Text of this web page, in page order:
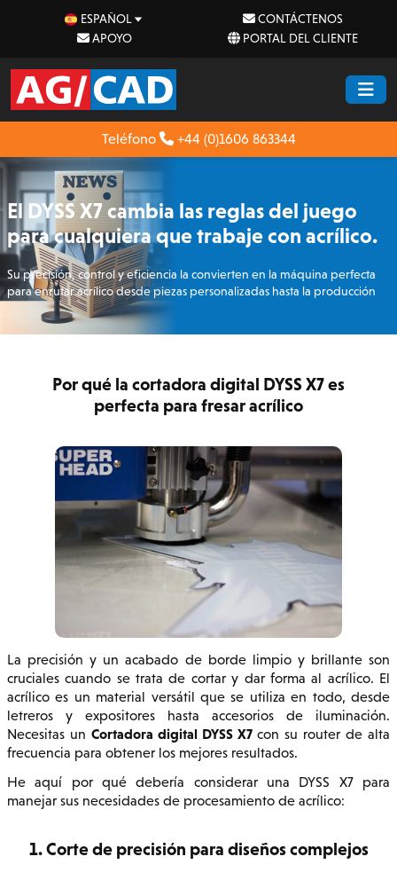
ESPAÑOL
CONTÁCTENOS
APOYO
PORTAL DEL CLIENTE
Teléfono +44 (0)1606 863344
El DYSS X7 cambia las reglas del juego
para cualquiera que trabaje con acrílico.
Su precisión, control y eficiencia la convierten en la máquina perfecta
para enrutar acrílico desde piezas personalizadas hasta la producción
Por qué la cortadora digital DYSS X7 es
perfecta para fresar acrílico
La precisión y un acabado de borde limpio y brillante son
cruciales cuando se trata de cortar y dar forma al acrílico. El
acrílico es un material versátil que se utiliza en todo, desde
letreros y expositores hasta accesorios de iluminación.
Necesitas un Cortadora digital DYSS X7con su router de alta
frecuencia para obtener los mejores resultados.
He aquí por qué debería considerar una DYSS X7 para
manejar sus necesidades de procesamiento de acrílico:
1. Corte de precisión para diseños complejos